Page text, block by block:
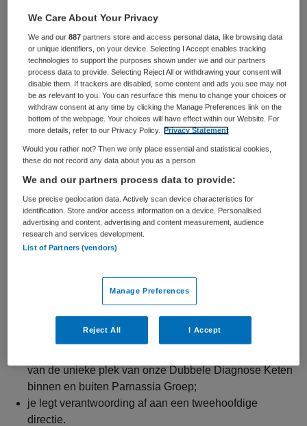
complexe dubbele problematiek. Jij richt je voornamelijk
op de zorginhoudelijke ontwikkeling en het
behandelbeleid, gebaseerd op herstelgericht weken en/of
positieve gezondheid en gerelateerd aan
multidisciplinaire richtlijnen, zorgstandaarden en
generieke modules voor deze doelgroep. Je hebt te
maken met een zeer dynamische werkomgeving en
scherpe sturing op de zorginhoud van cruciaal belang
zijn. Jouw werkzaamheden omvatten onder andere:
vertalen van organisatiebeleid en zorginhoudelijke
ontwikkelingen naar afdelingsbeleid;
initiëren en implementeren van zorginnovaties in de
vervolgklinieken;
teams van de vervolgklinieken;
bijdragen aan de verdere positionering en
ontwikkeling van het specialistische zorgaanbod voor
mensen met ernstige psychische aandoeningen en
van de unieke plek van onze Dubbele Diagnose Keten
binnen en buiten Parnassia Groep;
je legt verantwoording af aan een tweehoofdige
directie.
We Care About Your Privacy
We and our887 partners store and access personal data, like browsing data
or unique identifiers, on your device. Selecting I Accept enables tracking
technologies to support the purposes shown under we and our partners
process data to provide. Selecting Reject All or withdrawing your consent will
disable them. If trackers are disabled, some content and ads you see may not
be as relevant to you. You can resurface this menu to change your choices or
withdraw consent at any time by clicking the Manage Preferences link on the
bottom of the webpage. Your choices will have effect within our Website. For
more details, refer to our Privacy Policy. Privacy Statement
Would you rather not? Then we only place essential and statistical cookies,
these do not record any data about you as a person
We and our partners process data to provide:
Use precise geolocation data. Actively scan device characteristics for
identification. Store and/or access information on a device. Personalised
advertising and content, advertising and content measurement, audience
research and services development.
List of Partners (vendors)
Manage Preferences
Reject All I Accept